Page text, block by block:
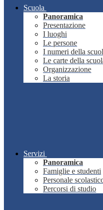
Scuola
Panoramica
Presentazione
I luoghi
Le persone
I numeri della
Le carte della
Organizzazione
La storia
Servizi
Panoramica
Famiglie e studenti
Personale
Percorsi di studio